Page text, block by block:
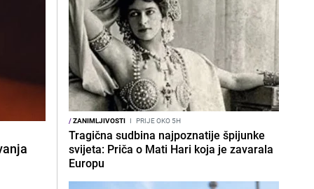
/ZANIMLJIVOSTI I PRIJE OKO 5H
Tragična sudbina najpoznatije špijunke
svijeta: Priča o Mati Hari koja je zavarala
Europu